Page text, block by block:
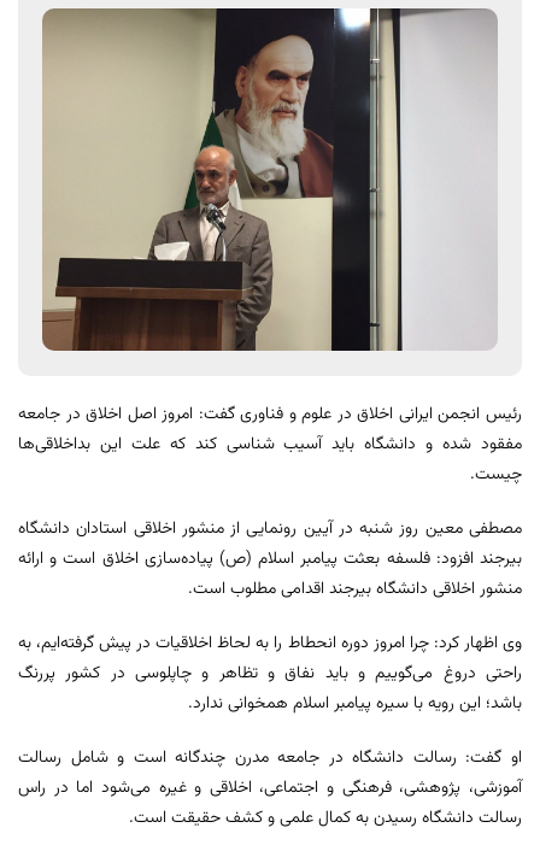
رئیس انجمن ایرانی اخلاق در علوم و فناوری گفت: امروز اصل اخلاق در جامعه
مفقود شده و دانشگاه باید آسیب شناسی کند که علت این بداخلاقی‌ها
چیست.
مصطفی معین روز شنبه در آیین رونمایی از منشور اخلاقی استادان دانشگاه
بیرجند افزود: فلسفه بعثت پیامبر اسلام (ص) پیاده‌سازی اخلاق است و ارائه
منشور اخلاقی دانشگاه بیرجند اقدامی مطلوب است.
وی اظهار کرد: چرا امروز دوره انحطاط را به لحاظ اخلاقیات در پیش گرفته‌ایم، به
راحتی دروغ می‌گوییم و باید نفاق و تظاهر و چاپلوسی در کشور پررنگ
باشد؛ این رویه با سیره پیامبر اسلام همخوانی ندارد.
او گفت: رسالت دانشگاه در جامعه مدرن چندگانه است و شامل رسالت
آموزشی، پژوهشی، فرهنگی و اجتماعی، اخلاقی و غیره می‌شود اما در راس
رسالت دانشگاه رسیدن به کمال علمی و کشف حقیقت است.